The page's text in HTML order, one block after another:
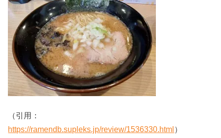
（引用：
https://ramendb.supleks.jp/review/1536330.html）